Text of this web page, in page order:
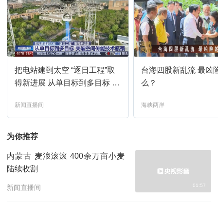
13:30 面对面 预约
14:15 世界周刊 预约
15:00
16:00 午夜新闻
16:15
17:00 预约
17:15 世界周刊 预约
把电站建到太空 “逐日工程”取
得新进展 从单目标到多目标 突
新闻直播间
台海四股新乱流 最凶
么？
海峡两岸
为你推荐
内蒙古 麦浪滚滚 400余万亩小麦
陆续收割
新闻直播间 01:57